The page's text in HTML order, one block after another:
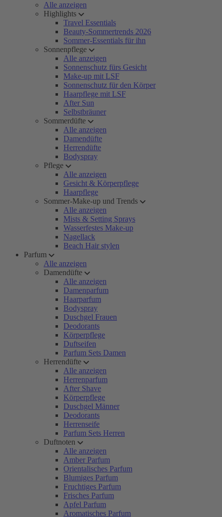
Alle anzeigen
Highlights
Travel Essentials
Beauty-Sommertrends 2026
Sommer-Essentials für ihn
Sonnenpflege
Alle anzeigen
Sonnenschutz fürs Gesicht
Make-up mit LSF
Sonnenschutz für den Körper
Haarpflege mit LSF
After Sun
Selbstbräuner
Sommerdüfte
Alle anzeigen
Damendüfte
Herrendüfte
Bodyspray
Pflege
Alle anzeigen
Gesicht & Körperpflege
Haarpflege
Sommer-Make-up und Trends
Alle anzeigen
Mists & Setting Sprays
Wasserfestes Make-up
Nagellack
Beach Hair stylen
Parfum
Alle anzeigen
Damendüfte
Alle anzeigen
Damenparfum
Haarparfum
Bodyspray
Duschgel Frauen
Deodorants
Körperpflege
Duftseifen
Parfum Sets Damen
Herrendüfte
Alle anzeigen
Herrenparfum
After Shave
Körperpflege
Duschgel Männer
Deodorants
Herrenseife
Parfum Sets Herren
Duftnoten
Alle anzeigen
Amber Parfum
Orientalisches Parfum
Blumiges Parfum
Fruchtiges Parfum
Frisches Parfum
Apfel Parfum
Aromatisches Parfum